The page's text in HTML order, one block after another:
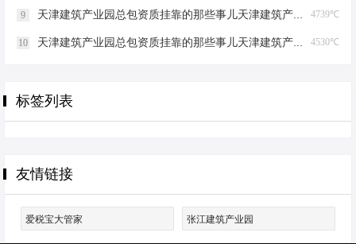
4739℃
9 天津建筑产业园总包资质挂靠的那些事儿天津建筑产业园总包资质挂靠
4530℃
10 天津建筑产业园总包资质挂靠的那些事儿天津建筑产业园总包资质挂靠
标签列表
友情链接
爱税宝大管家 张江建筑产业园